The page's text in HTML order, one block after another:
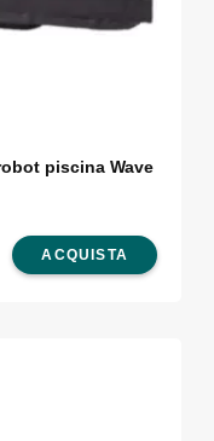
piscina Wave
ACQUISTA